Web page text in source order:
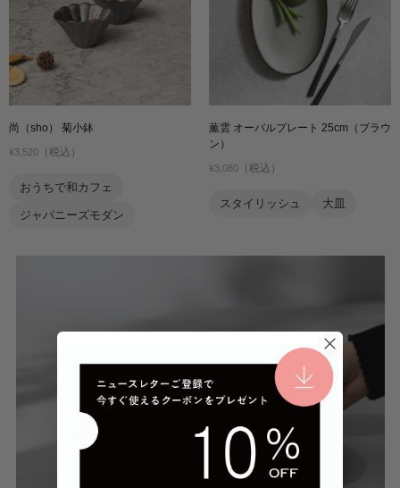
尚（sho） 菊小鉢
¥3,520 （税込）
おうちで和カフェ
ジャパニーズモダン
薫雲 オーバルプレート 25cm（ブラウ
ン）
¥3,080 （税込）
スタイリッシュ 大皿